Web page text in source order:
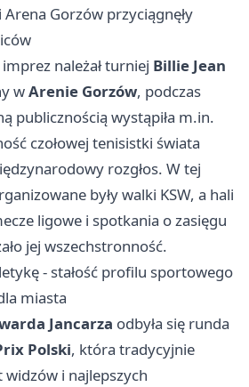
Arena Gorzów przyciągnęły
należał turniej Billie Jean
wArenie Gorzów, podczas
publicznością wystąpiła m.in.
czołowej tenisistki świata
rozgłos. W tej
były walki KSW, a hali
ligowe i spotkania o zasięgu
jej wszechstronność.
- stałość profilu sportowego
miasta
Jancarza odbyła się runda
Polski, która tradycyjnie
widzów i najlepszych